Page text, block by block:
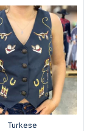
Turkese